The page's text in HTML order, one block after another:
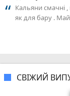
Кальяни смачні
як для бару .
СВІЖИЙ